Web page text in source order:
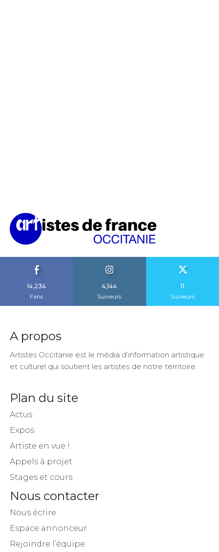
14,234
Fans
4,144
Suiveurs
11
Suiveurs
A propos
Artistes Occitanie est le média d’information artistique
et culturel qui soutient les artistes de notre territoire.
Plan du site
Actus
Expos
Artiste en vue !
Appels à projet
Stages et cours
Nous contacter
Nous écrire
Espace annonceur
Rejoindre l’équipe